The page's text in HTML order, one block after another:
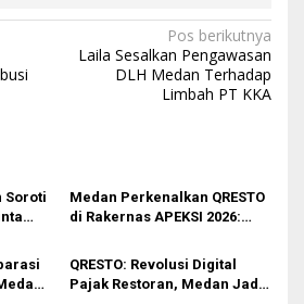
Pos berikutnya
Laila Sesalkan Pengawasan
DLH Medan Terhadap
Limbah PT KKA
Soroti
Medan Perkenalkan QRESTO
di Rakernas APEKSI 2026:
Daerah yang Bikin PAD Naik
Drastis
QRESTO: Revolusi Digital
Pajak Restoran, Medan Jadi